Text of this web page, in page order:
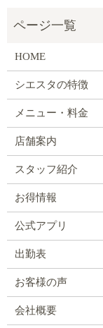
HOME
シエスタの特徴
メニュー・料金
店舗案内
スタッフ紹介
お得情報
公式アプリ
出勤表
お客様の声
会社概要